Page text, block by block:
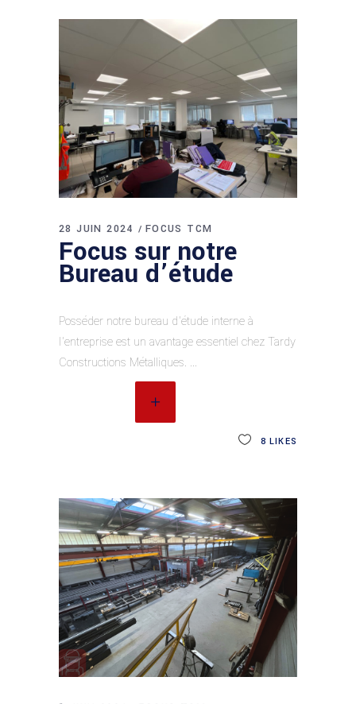
28 JUIN 2024 FOCUS TCM
Focus sur notre
Bureau d’étude
Posséder notre bureau d’étude interne à
l’entreprise est un avantage essentiel chez Tardy
Constructions Métalliques.
8 LIKES